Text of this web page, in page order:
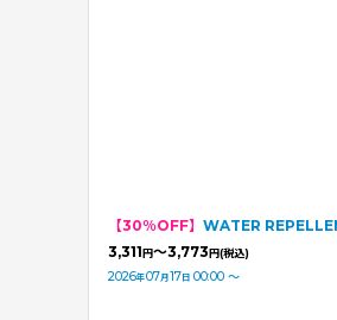
【30％OFF】 WATER
3,311円～3,773円(税込)
2026年07月17日 00:00 ～